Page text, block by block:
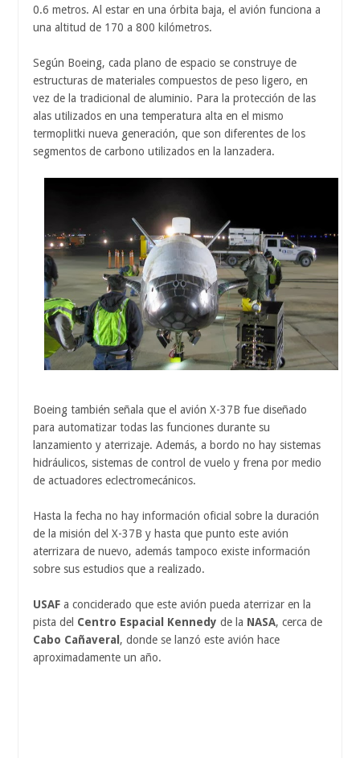
0.6 metros. Al estar en una órbita baja, el avión funciona a
una altitud de 170 a 800 kilómetros.
Según Boeing, cada plano de espacio se construye de
estructuras de materiales compuestos de peso ligero, en
vez de la tradicional de aluminio. Para la protección de las
alas utilizados en una temperatura alta en el mismo
termoplitki nueva generación, que son diferentes de los
segmentos de carbono utilizados en la lanzadera.
Boeing también señala que el avión X-37B fue diseñado
para automatizar todas las funciones durante su
lanzamiento y aterrizaje. Además, a bordo no hay sistemas
hidráulicos, sistemas de control de vuelo y frena por medio
de actuadores eclectromecánicos.
Hasta la fecha no hay información oficial sobre la duración
de la misión del X-37B y hasta que punto este avión
aterrizara de nuevo, además tampoco existe información
sobre sus estudios que a realizado.
USAF a conciderado que este avión pueda aterrizar en la
pista del Centro Espacial Kennedy de la NASA, cerca de
Cabo Cañaveral , donde se lanzó este avión hace
aproximadamente un año.